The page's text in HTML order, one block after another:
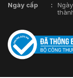
Ngày cấp